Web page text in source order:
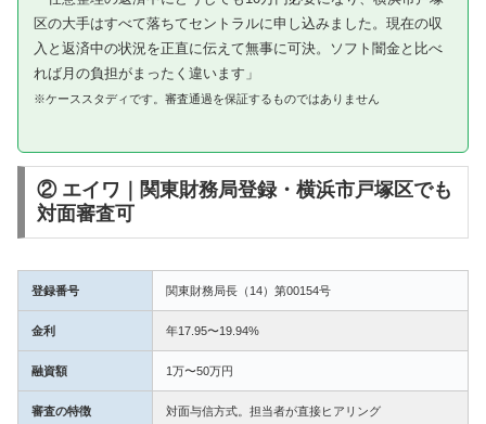
区の大手はすべて落ちてセントラルに申し込みました。現在の収
入と返済中の状況を正直に伝えて無事に可決。ソフト闇金と比べ
れば月の負担がまったく違います」
※ケーススタディです。審査通過を保証するものではありません
② エイワ｜関東財務局登録・横浜市戸塚区でも
対面審査可
登録番号 関東財務局長（14）第00154号
金利 年17.95〜19.94%
融資額 1万〜50万円
審査の特徴 対面与信方式。担当者が直接ヒアリング